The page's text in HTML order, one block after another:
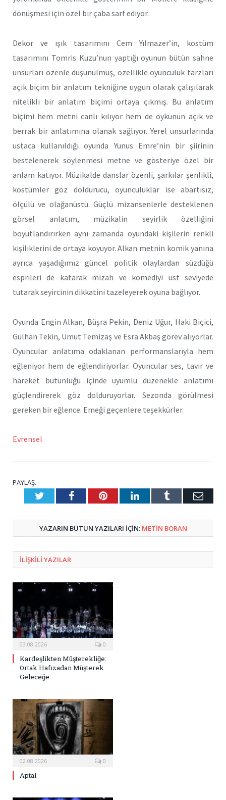
dönüşmesi için özel bir çaba sarf ediyor.
Dekor ve ışık tasarımını Cem Yılmazer’in, kostüm
tasarımını Tomris Kuzu’nun yaptığı oyunun bütün sahne
unsurları özenle düşünülmüş, özellikle oyunculuk tarzları
açık biçim bir anlatım tekniğine uygun olarak çalışılarak
nitelikli bir anlatım biçimi ortaya çıkmış. Bu anlatım
biçimi hem metni canlı kılıyor hem de öykünün açık ve
berrak bir anlatımına olanak sağlıyor. Yerel unsurlarında
ustaca kullanıldığı oyunda Yunus Emre’nin bir şiirinin
bestelenerek söylenmesi metne ve gösteriye özel bir
anlam katıyor. Müzikalde danslar özenli, şarkılar şenlikli,
kostümler göz doldurucu, oyunculuklar ise abartısız,
ölçülü ve olağanüstü. Güçlü mizansenlerle desteklenen
görsel anlatım, müzikalin seyirlik özelliğini
boyutlandırırken aynı zamanda oyundaki kişilerin renkli
kişiliklerini de ortaya koyuyor. Alkan metnin komik yanına
ayrıca yaşadığımız güncel politik olaylardan süzdüğü
esprileri de katarak mizah ve komediyi üst seviyede
tutarak seyircinin dikkatini tazeleyerek oyuna bağlıyor.
Oyunda Engin Alkan, Büşra Pekin, Deniz Uğur, Haki Biçici,
Gülhan Tekin, Umut Temizaş ve Esra Akbaş görev alıyorlar.
Oyuncular anlatıma odaklanan performanslarıyla hem
eğleniyor hem de eğlendiriyorlar. Oyuncular ses, tavır ve
hareket bütünlüğü içinde uyumlu düzenekle anlatımı
güçlendirerek göz dolduruyorlar. Sezonda görülmesi
gereken bir eğlence. Emeği geçenlere teşekkürler.
Evrensel
PAYLAŞ.
TwitterFacebookPinterestLinkedInTumblr E-
YAZARIN BÜTÜN YAZILARI IÇIN: METIN BORAN
ILIŞKILI YAZILAR
03.08.2026 0
Kardeşlikten Müşterekliğe:
Ortak Hafızadan Müşterek
Geleceğe
02.08.2026 0
Aptal